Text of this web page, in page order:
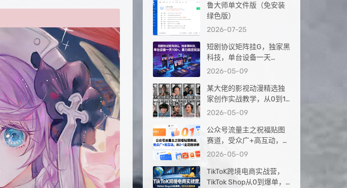
鲁大师单文件版（免安装
绿色版）
2026-07-25
短剧协议矩阵挂G，独家黑
科技，单台设备一天
100+，暴力稳定玩法【揭
2026-05-09
某大佬的影视动漫精选独
家创作实战教学，从0到1
落地，新手也能轻松签约
2026-05-09
公众号流量主之祝福贴图
赛道，受众广+高互动，从
0-1全流程讲解
2026-05-09
TikToK跨境电商实战营，
TikTok Shop从0到爆单，